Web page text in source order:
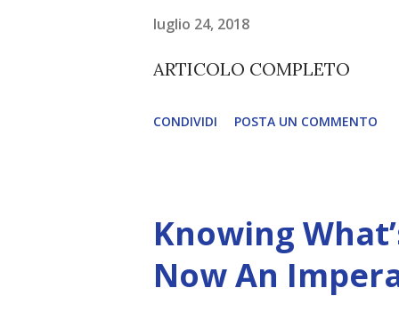
renderanno la differenza
luglio 24, 2018
ARTICOLO COMPLETO
CONDIVIDI POSTA UN COMMENTO
Knowing
Now An